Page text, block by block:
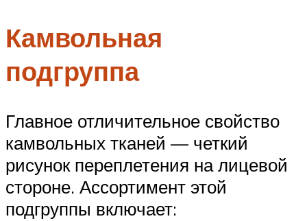
Камвольная
подгруппа
Главное отличительное свойство
камвольных тканей — четкий
рисунок переплетения на лицевой
стороне. Ассортимент этой
подгруппы включает: